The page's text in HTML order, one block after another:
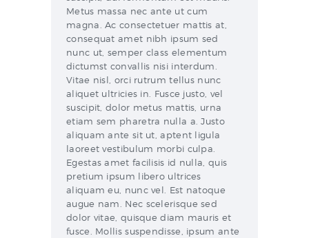
Metus massa nec ante ut cum
magna. Ac consectetuer mattis at,
consequat amet nibh ipsum sed
nunc ut, semper class elementum
dictumst convallis nisi interdum.
Vitae nisl, orci rutrum tellus nunc
aliquet ultricies in. Fusce justo, vel
suscipit, dolor metus mattis, urna
etiam sem pharetra nulla a. Justo
aliquam ante sit ut, aptent ligula
laoreet vestibulum morbi culpa.
Egestas amet facilisis id nulla, quis
pretium ipsum libero ultrices
aliquam eu, nunc vel. Est natoque
augue nam. Nec scelerisque sed
dolor vitae, quisque diam mauris et
fusce. Mollis suspendisse, ipsum ante